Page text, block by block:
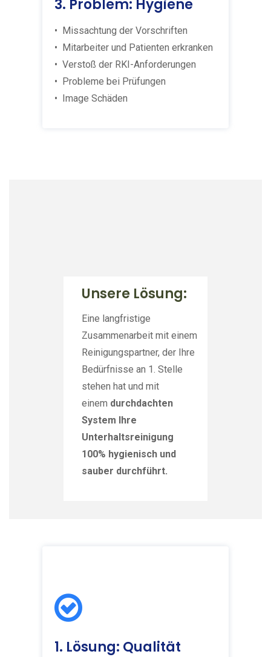
3. Problem: Hygiene
• Missachtung der Vorschriften
• Mitarbeiter und Patienten erkranken
• Verstoß der RKI-Anforderungen
• Probleme bei Prüfungen
• Image Schäden
Unsere Lösung:
Eine langfristige
Zusammenarbeit mit einem
Reinigungspartner, der Ihre
Bedürfnisse an 1. Stelle
stehen hat und mit
einem durchdachten
System Ihre
Unterhaltsreinigung
100% hygienisch und
sauber durchführt.
1. Lösung: Qualität